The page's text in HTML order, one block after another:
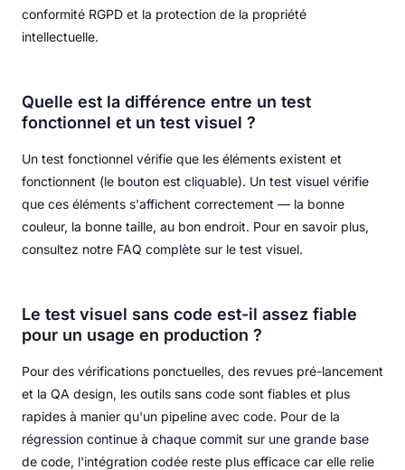
conformité RGPD et la protection de la propriété
intellectuelle.
Quelle est la différence entre un test
fonctionnel et un test visuel ?
Un test fonctionnel vérifie que les éléments existent et
fonctionnent (le bouton est cliquable). Un test visuel vérifie
que ces éléments s'affichent correctement — la bonne
couleur, la bonne taille, au bon endroit. Pour en savoir plus,
consultez notre FAQ complète sur le test visuel.
Le test visuel sans code est-il assez fiable
pour un usage en production ?
Pour des vérifications ponctuelles, des revues pré-lancement
et la QA design, les outils sans code sont fiables et plus
rapides à manier qu'un pipeline avec code. Pour de la
régression continue à chaque commit sur une grande base
de code, l'intégration codée reste plus efficace car elle relie